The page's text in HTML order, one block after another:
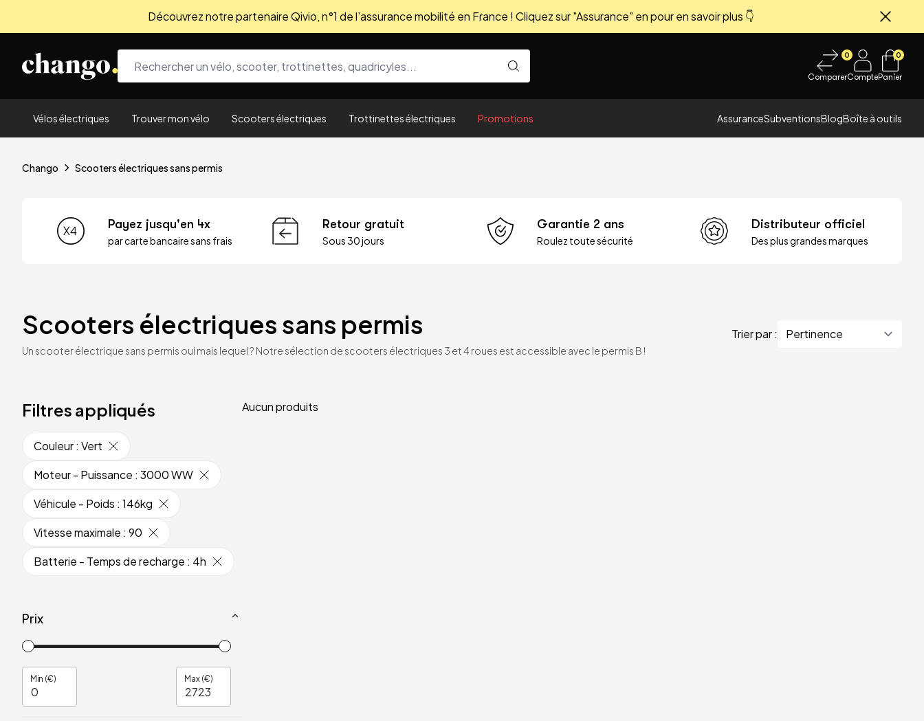
Découvrez notre partenaire Qivio, n°1 de l'assurance mobilité en France ! Cliquez sur "Assurance" en pour en savoir plus 👇
0
ComparerCompte
0
Panier
Vélos électriques Trouver mon vélo Scooters électriques Trottinettes électriques Promotions AssuranceSubventionsBlogBoîte à outils
Chango Scooters électriques sans permis
Payez jusqu'en 4x
par carte bancaire sans frais
Retour gratuit
Sous 30 jours
Garantie 2 ans
Roulez toute sécurité
Distributeur officiel
Des plus grandes marques
Scooters électriques sans permis
Un scooter électrique sans permis oui mais lequel ? Notre sélection de scooters électriques 3 et 4 roues est accessible avec le permis B !
Trier par :
Filtres appliqués
Couleur: Vert
Moteur - Puissance : 3000 WW
Véhicule - Poids : 146kg
Vitesse maximale : 90
Batterie - Temps de recharge : 4h
Prix
Min (€) Max (€)
Aucun produits